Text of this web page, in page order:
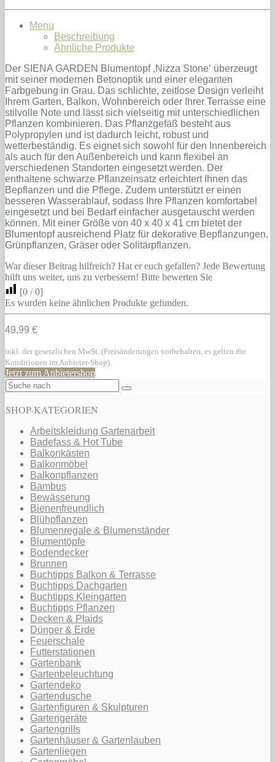
Menu
Beschreibung
Ähnliche Produkte
Der SIENA GARDEN Blumentopf ‚Nizza Stone‘ überzeugt
mit seiner modernen Betonoptik und einer eleganten
Farbgebung in Grau. Das schlichte, zeitlose Design verleiht
Ihrem Garten, Balkon, Wohnbereich oder Ihrer Terrasse eine
stilvolle Note und lässt sich vielseitig mit unterschiedlichen
Pflanzen kombinieren. Das Pflanzgefäß besteht aus
Polypropylen und ist dadurch leicht, robust und
wetterbeständig. Es eignet sich sowohl für den Innenbereich
als auch für den Außenbereich und kann flexibel an
verschiedenen Standorten eingesetzt werden. Der
enthaltene schwarze Pflanzeinsatz erleichtert Ihnen das
Bepflanzen und die Pflege. Zudem unterstützt er einen
besseren Wasserablauf, sodass Ihre Pflanzen komfortabel
eingesetzt und bei Bedarf einfacher ausgetauscht werden
können. Mit einer Größe von 40 x 40 x 41 cm bietet der
Blumentopf ausreichend Platz für dekorative Bepflanzungen,
Grünpflanzen, Gräser oder Solitärpflanzen.
War dieser Beitrag hilfreich? Hat er euch gefallen? Jede Bewertung
hilft uns weiter, uns zu verbessern! Bitte bewerten Sie
[0 /0]
Es wurden keine ähnlichen Produkte gefunden.
49,99 €
inkl. der gesetzlichen MwSt. (Preisänderungen vorbehalten, es gelten die
Konditionen im Anbieter-Shop)
Jetzt zum Anbietershop
SHOP-KATEGORIEN
Arbeitskleidung Gartenarbeit
Badefass & Hot Tube
Balkonkästen
Balkonmöbel
Balkonpflanzen
Bambus
Bewässerung
Bienenfreundlich
Blühpflanzen
Blumenregale & Blumenständer
Blumentöpfe
Bodendecker
Brunnen
Buchtipps Balkon & Terrasse
Buchtipps Dachgarten
Buchtipps Kleingarten
Buchtipps Pflanzen
Decken & Plaids
Dünger & Erde
Feuerschale
Futterstationen
Gartenbank
Gartenbeleuchtung
Gartendeko
Gartendusche
Gartenfiguren & Skulpturen
Gartengeräte
Gartengrills
Gartenhäuser & Gartenlauben
Gartenliegen